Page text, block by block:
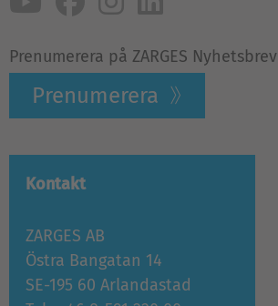
Prenumerera på ZARGES Nyhetsbrev
Prenumerera
Kontakt
ZARGES AB
Östra Bangatan 14
SE-195 60 Arlandastad